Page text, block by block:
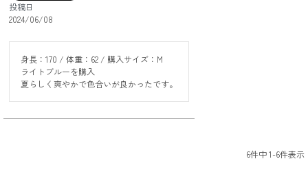
投稿日
2024/06/08
身長：170 / 体重：62 / 購入サイズ：M
ライトブルーを購入
夏らしく爽やかで色合いが良かったです。
6件中1-6件表示